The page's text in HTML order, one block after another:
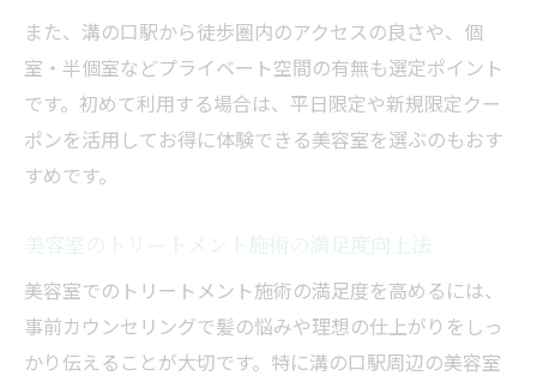
また、溝の口駅から徒歩圏内のアクセスの良さや、個
室・半個室などプライベート空間の有無も選定ポイント
です。初めて利用する場合は、平日限定や新規限定クー
ポンを活用してお得に体験できる美容室を選ぶのもおす
すめです。
美容室のトリートメント施術の満足度向上法
美容室でのトリートメント施術の満足度を高めるには、
事前カウンセリングで髪の悩みや理想の仕上がりをしっ
かり伝えることが大切です。特に溝の口駅周辺の美容室